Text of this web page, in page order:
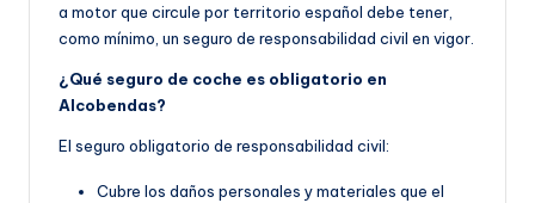
a motor que circule por territorio español debe tener,
como mínimo, un seguro de responsabilidad civil en vigor.
¿Qué seguro de coche es obligatorio en
Alcobendas?
El seguro obligatorio de responsabilidad civil:
Cubre los daños personales y materiales que el